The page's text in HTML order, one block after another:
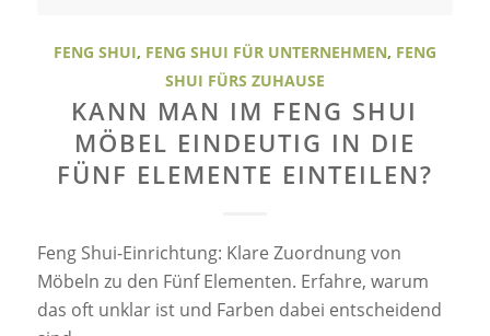
FENG SHUI, FENG SHUI FÜR UNTERNEHMEN, FENG
SHUI FÜRS ZUHAUSE
KANN MAN IM FENG SHUI
MÖBEL EINDEUTIG IN DIE
FÜNF ELEMENTE EINTEILEN?
Feng Shui-Einrichtung: Klare Zuordnung von
Möbeln zu den Fünf Elementen. Erfahre, warum
das oft unklar ist und Farben dabei entscheidend